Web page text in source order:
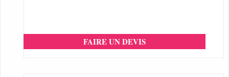
FAIRE UN DEVIS